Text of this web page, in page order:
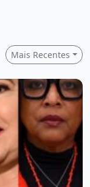
Mais Recentes